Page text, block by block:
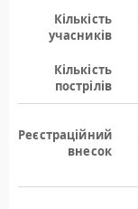
Кількість
учасників
Кількість
пострілів
Реєстраційний
внесок